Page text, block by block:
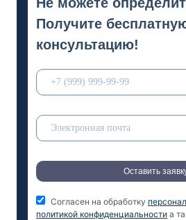
Получите
консультацию!
Оставить
Согласен на обработку
политикой конфиденциальности а